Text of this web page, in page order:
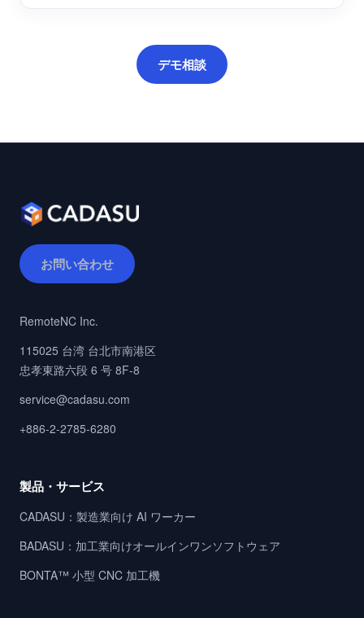
デモ相談
お問い合わせ
RemoteNC Inc.
115025 台湾 台北市南港区
忠孝東路六段 6 号 8F-8
service@cadasu.com
+886-2-2785-6280
製品・サービス
CADASU：製造業向け AI ワーカー
BADASU：加工業向けオールインワンソフトウェア
BONTA™ 小型 CNC 加工機